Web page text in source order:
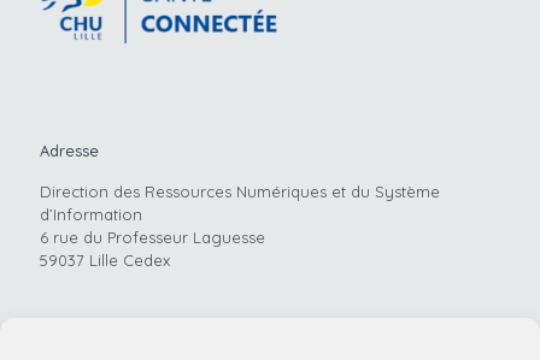
Adresse
Direction des Ressources Numériques et du Système
d’Information
6 rue du Professeur Laguesse
59037 Lille Cedex